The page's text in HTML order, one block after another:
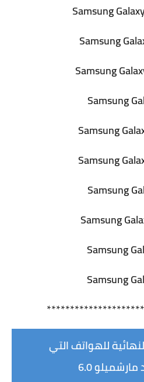
Samsung
Samsung
Samsung
Samsung
Samsung
Samsung
Samsung
Samsung
Samsung
Samsung
للهواتف التي
6.0